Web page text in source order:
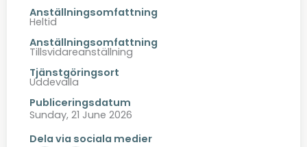
Anställningsomfattning
Heltid
Anställningsomfattning
Tillsvidareanställning
Tjänstgöringsort
Uddevalla
Publiceringsdatum
Sunday, 21 June 2026
Dela via sociala medier